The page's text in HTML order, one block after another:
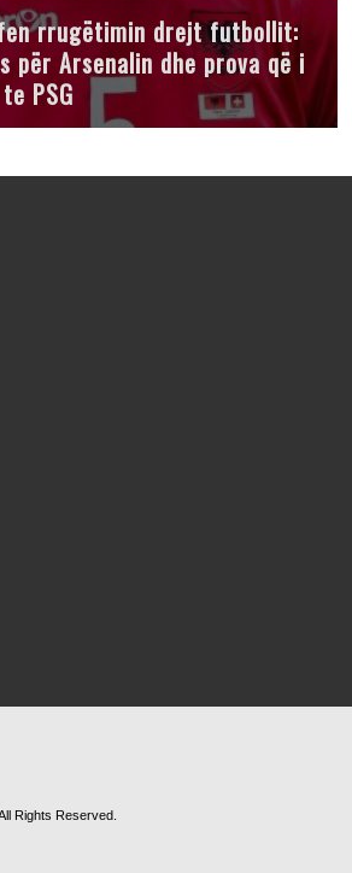
rrugëtimin drejt futbollit:
për Arsenalin dhe prova që i
PSG
Rights Reserved.